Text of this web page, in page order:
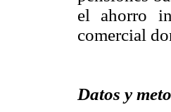
el ahorro
comercial
Datos y